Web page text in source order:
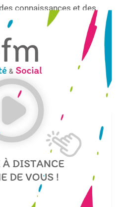
connaissances et des
écrits et oraux,
au travers
une prépa eje avec efm est
Éducateur de Jeunes